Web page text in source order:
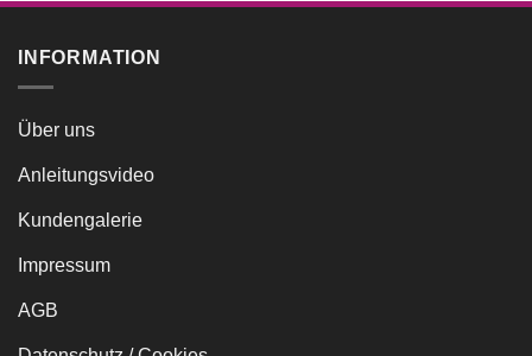
INFORMATION
Über uns
Anleitungsvideo
Kundengalerie
Impressum
AGB